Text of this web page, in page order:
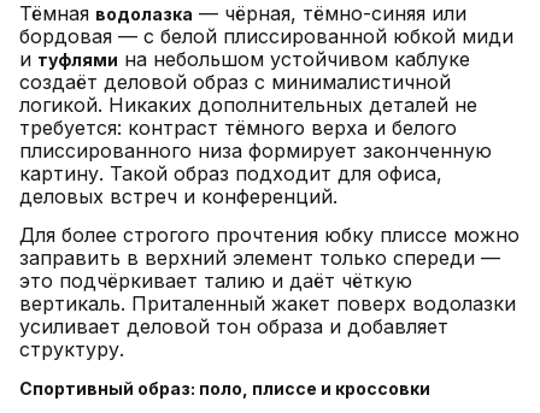
Тёмная водолазка — чёрная, тёмно-синяя или
бордовая — с белой плиссированной юбкой миди
и туфлями на небольшом устойчивом каблуке
создаёт деловой образ с минималистичной
логикой. Никаких дополнительных деталей не
требуется: контраст тёмного верха и белого
плиссированного низа формирует законченную
картину. Такой образ подходит для офиса,
деловых встреч и конференций.
Для более строгого прочтения юбку плиссе можно
заправить в верхний элемент только спереди —
это подчёркивает талию и даёт чёткую
вертикаль. Приталенный жакет поверх водолазки
усиливает деловой тон образа и добавляет
структуру.
Спортивный образ: поло, плиссе и кроссовки